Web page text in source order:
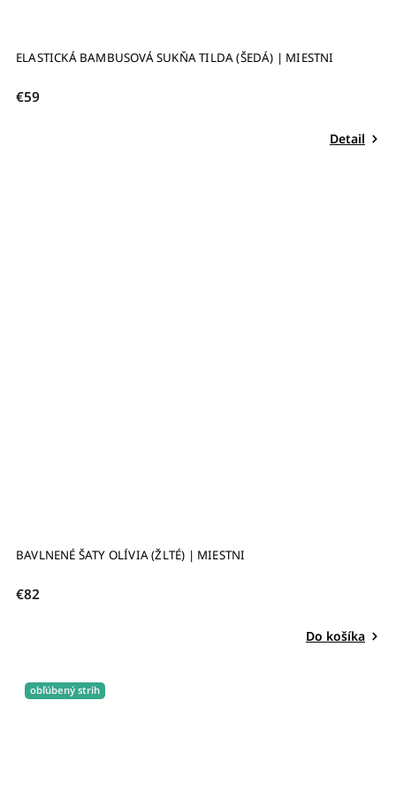
ELASTICKÁ BAMBUSOVÁ SUKŇA TILDA (ŠEDÁ) | MIESTNI
€59
Detail
BAVLNENÉ ŠATY OLÍVIA (ŽLTÉ) | MIESTNI
€82
Do košíka
obľúbený strih